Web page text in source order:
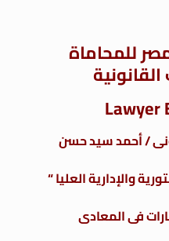
للمحاماة
Lawyer
/ أحمد سيد حسن
والإدارية العليا “
فى المعادى